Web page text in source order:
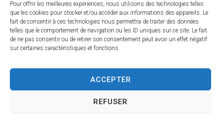
Pour offrir les meilleures expériences, nous utilisons des technologies telles
que les cookies pour stocker et/ou accéder aux informations des appareils. Le
fait de consentir à ces technologies nous permettra de traiter des données
telles que le comportement de navigation ou les ID uniques sur ce site. Le fait
de ne pas consentir ou de retirer son consentement peut avoir un effet négatif
sur certaines caractéristiques et fonctions.
ACCEPTER
REFUSER
02 32 46 63 00
Contact
Horaires d’ouverture
Du lundi au vendredi :
et de 13h30 à 17h